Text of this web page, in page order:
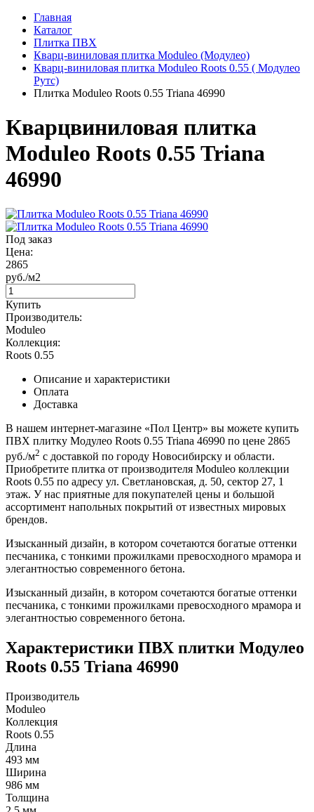
Главная
Каталог
Плитка ПВХ
Кварц-виниловая плитка Moduleo (Модулео)
Кварц-виниловая плитка Moduleo Roots 0.55 ( Модулео
Рутс)
Плитка Moduleo Roots 0.55 Triana 46990
Кварцвиниловая плитка
Moduleo Roots 0.55 Triana
46990
Под заказ
Цена:
2865
руб./м2
Купить
Производитель:
Moduleo
Коллекция:
Roots 0.55
Описание и характеристики
Оплата
Доставка
В нашем интернет-магазине «Пол Центр» вы можете купить
ПВХ плитку Модулео Roots 0.55 Triana 46990 по цене 2865
руб./м2 с доставкой по городу Новосибирску и области.
Приобретите плитка от производителя Moduleo коллекции
Roots 0.55 по адресу ул. Светлановская, д. 50, сектор 27, 1
этаж. У нас приятные для покупателей цены и большой
ассортимент напольных покрытий от известных мировых
брендов.
Изысканный дизайн, в котором сочетаются богатые оттенки
песчаника, с тонкими прожилками превосходного мрамора и
элегантностью современного бетона.
Изысканный дизайн, в котором сочетаются богатые оттенки
песчаника, с тонкими прожилками превосходного мрамора и
элегантностью современного бетона.
Характеристики ПВХ плитки Модулео
Roots 0.55 Triana 46990
Производитель
Moduleo
Коллекция
Roots 0.55
Длина
493 мм
Ширина
986 мм
Толщина